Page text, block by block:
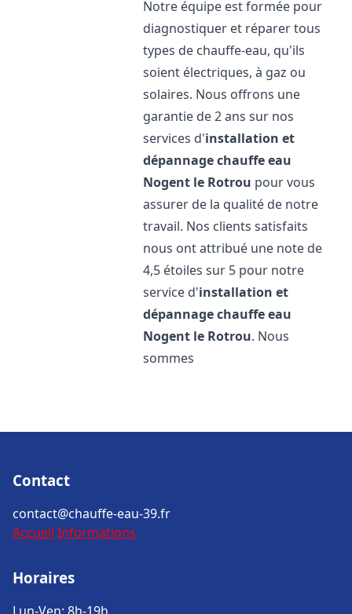
Notre équipe est formée pour
diagnostiquer et réparer tous
types de chauffe-eau, qu'ils
soient électriques, à gaz ou
solaires. Nous offrons une
garantie de 2 ans sur nos
services d'installation et
dépannage chauffe eau
Nogent le Rotrou pour vous
assurer de la qualité de notre
travail. Nos clients satisfaits
nous ont attribué une note de
4,5 étoiles sur 5 pour notre
service d'installation et
dépannage chauffe eau
Nogent le Rotrou. Nous
sommes
Contact
contact@chauffe-eau-39.fr
Accueil Informations
Horaires